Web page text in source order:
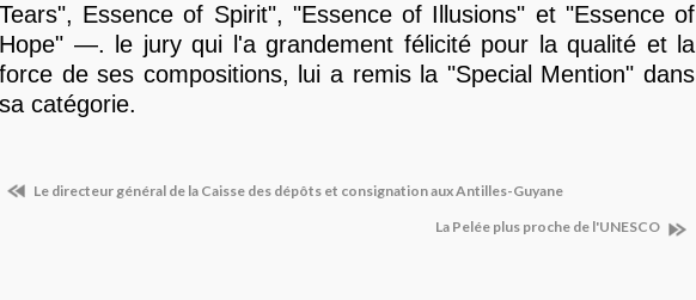
Tears", Essence of Spirit", "Essence of Illusions" et "Essence of
Hope" —. le jury qui l'a grandement félicité pour la qualité et la
force de ses compositions, lui a remis la "Special Mention" dans
sa catégorie.
Le directeur général de la Caisse des dépôts et consignation aux Antilles-Guyane
La Pelée plus proche de l'UNESCO